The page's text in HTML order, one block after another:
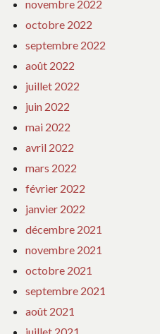
novembre 2022
octobre 2022
septembre 2022
août 2022
juillet 2022
juin 2022
mai 2022
avril 2022
mars 2022
février 2022
janvier 2022
décembre 2021
novembre 2021
octobre 2021
septembre 2021
août 2021